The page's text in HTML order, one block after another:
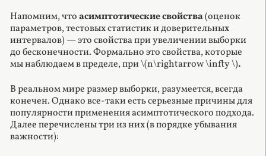
Напомним, чтоасимптотические свойства(оценок
параметров, тестовых статистик и доверительных
интервалов) — это свойства при увеличении выборки
до бесконечности. Формально это свойства, которые
мы наблюдаем в пределе, при \(n\rightarrow \infty \).
В реальном мире размер выборки, разумеется, всегда
конечен. Однако все-таки есть серьезные причины для
популярности применения асимптотического подхода.
Далее перечислены три из них (в порядке убывания
важности):